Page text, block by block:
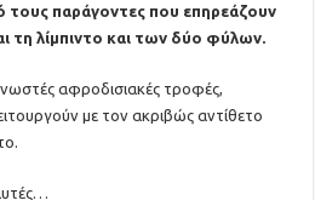
τους παράγοντες που επηρεάζουν
τη λίμπιντο και των δύο φύλων.
αφροδισιακές τροφές,
με τον ακριβώς αντίθετο